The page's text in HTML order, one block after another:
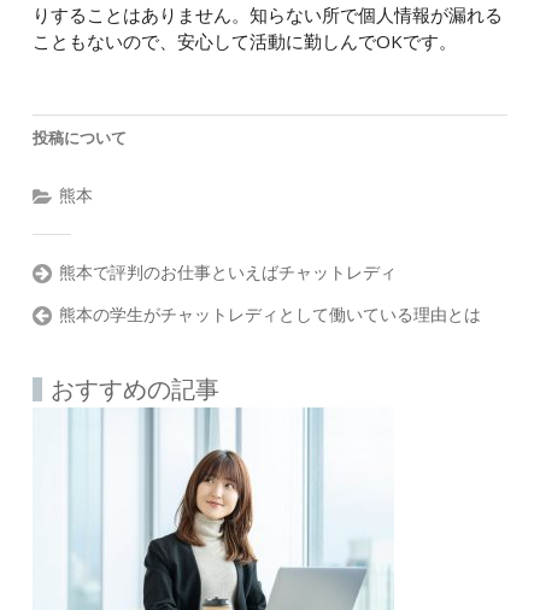
りすることはありません。知らない所で個人情報が漏れる
こともないので、安心して活動に勤しんでOKです。
投稿について
熊本
熊本で評判のお仕事といえばチャットレディ
熊本の学生がチャットレディとして働いている理由とは
おすすめの記事